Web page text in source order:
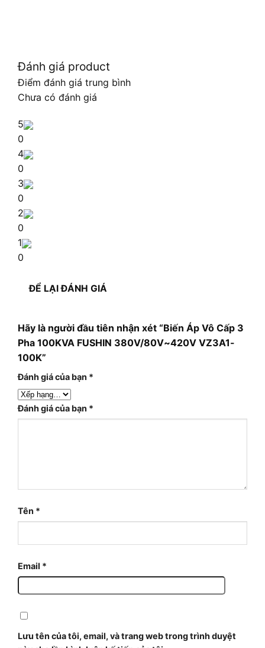
Đánh giá product
Điểm đánh giá trung bình
Chưa có đánh giá
5
0
4
0
3
0
2
0
1
0
ĐỂ LẠI ĐÁNH GIÁ
Hãy là người đầu tiên nhận xét “Biến Áp Vô Cấp 3
Pha 100KVA FUSHIN 380V/80V~420V VZ3A1-
100K”
Đánh giá của bạn *
Đánh giá của bạn *
Tên *
Email *
Lưu tên của tôi, email, và trang web trong trình duyệt